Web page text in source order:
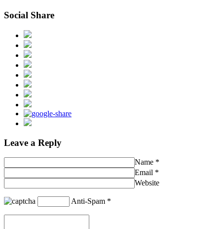
Social Share
Leave a Reply
Name *
Email *
Website
Anti-Spam *